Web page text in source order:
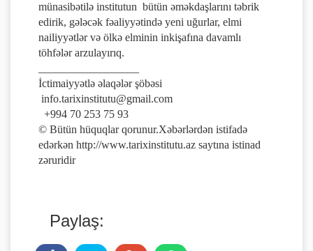
münasibətilə institutun bütün əməkdaşlarını təbrik
edirik, gələcək fəaliyyətində yeni uğurlar, elmi
nailiyyətlər və ölkə elminin inkişafına davamlı
töhfələr arzulayırıq.
İctimaiyyətlə əlaqələr şöbəsi
info.tarixinstitutu@gmail.com
+994 70 253 75 93
© Bütün hüquqlar qorunur.Xəbərlərdən istifadə
edərkən http://www.tarixinstitutu.az saytına istinad
zəruridir
Paylaş: